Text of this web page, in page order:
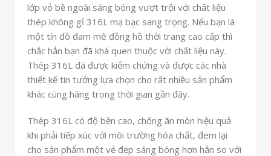
lớp vỏ bề ngoài sáng bóng vượt trội với chất liệu
thép không gỉ 316L mạ bạc sang trọng. Nếu bạn là
một tín đồ đam mê đồng hồ thời trang cao cấp thì
chắc hẳn bạn đã khá quen thuộc với chất liệu này.
Thép 316L đã được kiểm chứng và được các nhà
thiết kế tin tưởng lựa chọn cho rất nhiều sản phẩm
khác cùng hãng trong thời gian gần đây.
Thép 316L có độ bền cao, chống ăn mòn hiệu quả
khi phải tiếp xúc với môi trường hóa chất, đem lại
cho sản phẩm một vẻ đẹp sáng bóng hơn hẳn so với